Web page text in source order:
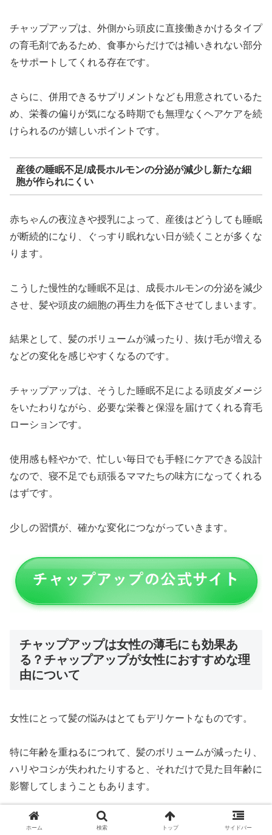
チャップアップは、外側から頭皮に直接働きかけるタイプ
の育毛剤であるため、食事からだけでは補いきれない部分
をサポートしてくれる存在です。
さらに、併用できるサプリメントなども用意されているた
め、栄養の偏りが気になる時期でも無理なくヘアケアを続
けられるのが嬉しいポイントです。
産後の睡眠不足/成長ホルモンの分泌が減少し新たな細
胞が作られにくい
赤ちゃんの夜泣きや授乳によって、産後はどうしても睡眠
が断続的になり、ぐっすり眠れない日が続くことが多くな
ります。
こうした慢性的な睡眠不足は、成長ホルモンの分泌を減少
させ、髪や頭皮の細胞の再生力を低下させてしまいます。
結果として、髪のボリュームが減ったり、抜け毛が増える
などの変化を感じやすくなるのです。
チャップアップは、そうした睡眠不足による頭皮ダメージ
をいたわりながら、必要な栄養と保湿を届けてくれる育毛
ローションです。
使用感も軽やかで、忙しい毎日でも手軽にケアできる設計
なので、寝不足でも頑張るママたちの味方になってくれる
はずです。
少しの習慣が、確かな変化につながっていきます。
チャップアップは女性の薄毛にも効果あ
る？チャップアップが女性におすすめな理
由について
女性にとって髪の悩みはとてもデリケートなものです。
特に年齢を重ねるにつれて、髪のボリュームが減ったり、
ハリやコシが失われたりすると、それだけで見た目年齢に
影響してしまうこともあります。
そんな中、チャップアップは女性にも安心して使える育毛
ホーム 検索 トップ サイドバー